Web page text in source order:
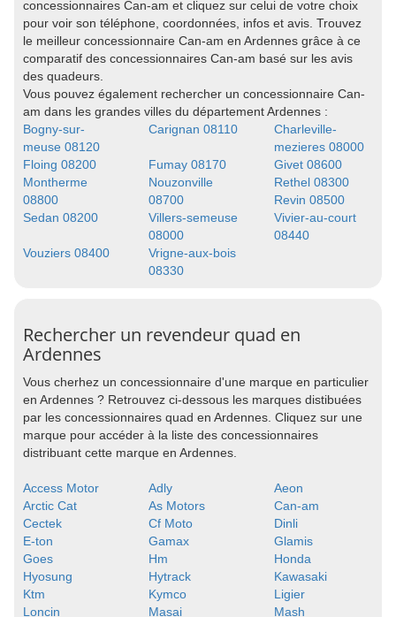
concessionnaires Can-am et cliquez sur celui de votre choix
pour voir son téléphone, coordonnées, infos et avis. Trouvez
le meilleur concessionnaire Can-am en Ardennes grâce à ce
comparatif des concessionnaires Can-am basé sur les avis
des quadeurs.
Vous pouvez également rechercher un concessionnaire Can-
am dans les grandes villes du département Ardennes :
Bogny-sur-
meuse 08120
Carignan 08110
Charleville-
mezieres 08000
Floing 08200
Fumay 08170
Givet 08600
Montherme
08800
Nouzonville
08700
Rethel 08300
Revin 08500
Sedan 08200
Villers-semeuse
08000
Vivier-au-court
08440
Vouziers 08400
Vrigne-aux-bois
08330
Rechercher un revendeur quad en
Ardennes
Vous cherhez un concessionnaire d'une marque en particulier
en Ardennes ? Retrouvez ci-dessous les marques distibuées
par les concessionnaires quad en Ardennes. Cliquez sur une
marque pour accéder à la liste des concessionnaires
distribuant cette marque en Ardennes.
Access Motor Adly
Aeon
Arctic Cat
As Motors
Can-am
Cectek
Cf Moto
Dinli
E-ton
Gamax
Glamis
Goes
Hm
Honda
Hyosung
Hytrack
Kawasaki
Ktm
Kymco
Ligier
Loncin
Masai Mash